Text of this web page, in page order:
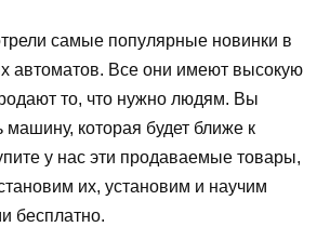
самые популярные новинки в
автоматов. Все они имеют высокую
то, что нужно людям. Вы
которая будет ближе к
у нас эти продаваемые товары,
их, установим и научим
бесплатно.